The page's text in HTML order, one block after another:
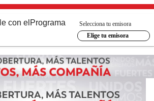
con el Programa
Selecciona tu emisora
Elige tu emisora